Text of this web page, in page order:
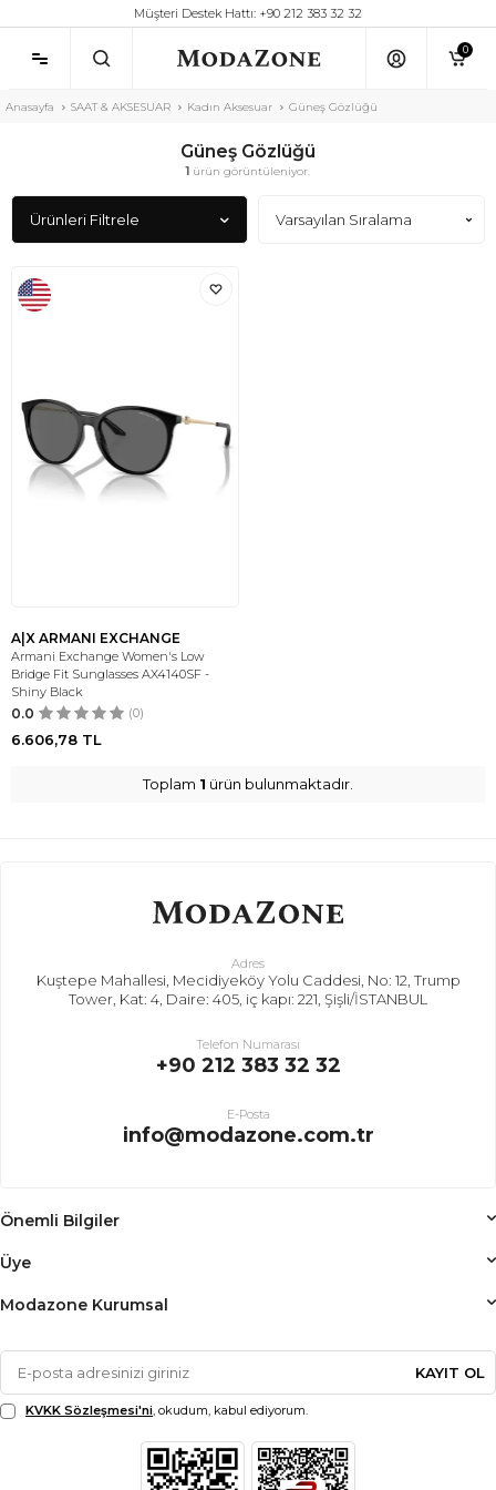
Müşteri Destek Hattı: +90 212 383 32 32
0
Anasayfa SAAT & AKSESUAR Kadın Aksesuar Güneş Gözlüğü
Güneş Gözlüğü
1 ürün görüntüleniyor.
Ürünleri Filtrele
A|X ARMANI EXCHANGE
Armani Exchange Women's Low
Bridge Fit Sunglasses AX4140SF -
Shiny Black
0.0 (0)
6.606,78 TL
Toplam 1 ürün bulunmaktadır.
Adres
Kuştepe Mahallesi, Mecidiyeköy Yolu Caddesi, No: 12, Trump
Tower, Kat: 4, Daire: 405, iç kapı: 221, Şişli/İSTANBUL
Telefon Numarası
+90 212 383 32 32
E-Posta
info@modazone.com.tr
Önemli Bilgiler
Üye
Modazone Kurumsal
KAYIT OL
KVKK Sözleşmesi'ni, okudum, kabul ediyorum.